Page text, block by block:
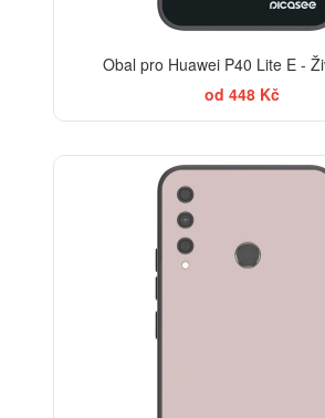
Obal pro Huawei P40 Lite E -
od 448 Kč